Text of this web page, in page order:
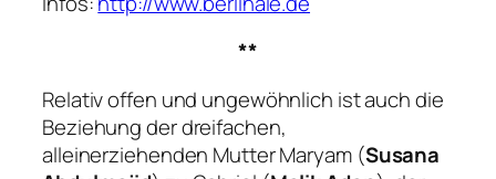
**
Relativ offen und ungewöhnlich ist auch die
Beziehung der dreifachen,
alleinerziehenden Mutter Maryam (Susana